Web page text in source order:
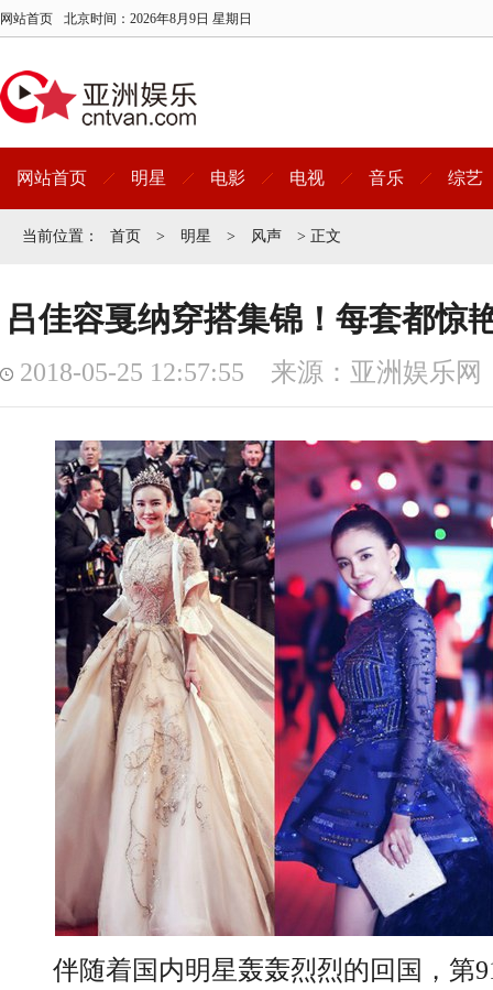
网站首页 北京时间： 2026年8月9日 星期日
网站首页 明星 电影 电视 音乐 综艺
当前位置： 首页 > 明星 > 风声 > 正文
吕佳容戛纳穿搭集锦！每套都惊
2018-05-25 12:57:55 来源：亚洲娱乐网
伴随着国内明星轰轰烈烈的回国，第